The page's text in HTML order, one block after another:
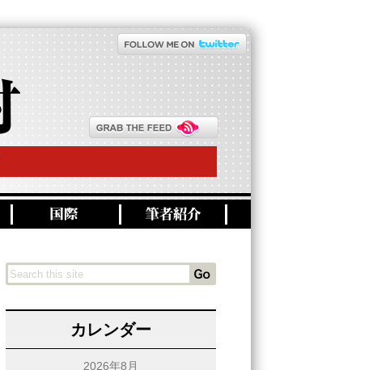
カレンダー
2026年8月